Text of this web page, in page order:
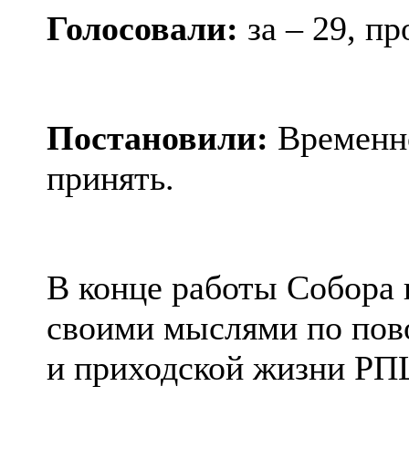
Голосовали: за – 29,
Постановили:
принять.
В конце работы Собора
своими мыслями по
и приходской жизни